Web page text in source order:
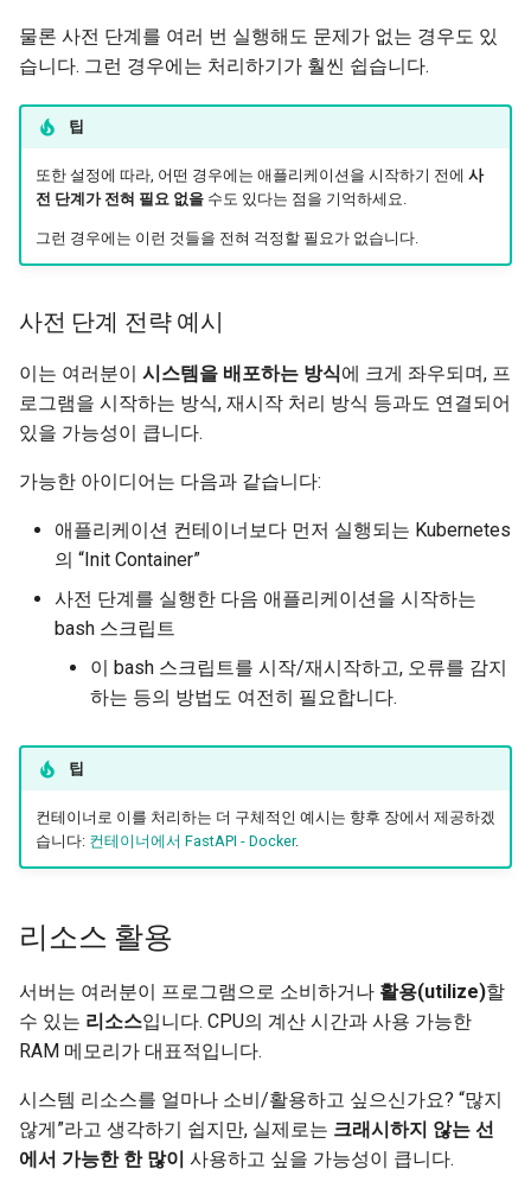
물론 사전 단계를 여러 번 실행해도 문제가 없는 경우도 있
습니다. 그런 경우에는 처리하기가 훨씬 쉽습니다.
팁
또한 설정에 따라, 어떤 경우에는 애플리케이션을 시작하기 전에 사
전 단계가 전혀 필요 없을수도 있다는 점을 기억하세요.
그런 경우에는 이런 것들을 전혀 걱정할 필요가 없습니다. 🤷
사전 단계 전략 예시
이는 여러분이 시스템을 배포하는 방식에 크게 좌우되며, 프
로그램을 시작하는 방식, 재시작 처리 방식 등과도 연결되어
있을 가능성이 큽니다.
가능한 아이디어는 다음과 같습니다:
애플리케이션 컨테이너보다 먼저 실행되는 Kubernetes
의 “Init Container”
사전 단계를 실행한 다음 애플리케이션을 시작하는
bash 스크립트
이 bash 스크립트를 시작/재시작하고, 오류를 감지
하는 등의 방법도 여전히 필요합니다.
팁
컨테이너로 이를 처리하는 더 구체적인 예시는 향후 장에서 제공하겠
습니다: 컨테이너에서 FastAPI - Docker.
리소스 활용
서버는 여러분이 프로그램으로 소비하거나 활용(utilize)할
수 있는 리소스입니다. CPU의 계산 시간과 사용 가능한
RAM 메모리가 대표적입니다.
시스템 리소스를 얼마나 소비/활용하고 싶으신가요? “많지
않게”라고 생각하기 쉽지만, 실제로는 크래시하지 않는 선
에서 가능한 한 많이 사용하고 싶을 가능성이 큽니다.